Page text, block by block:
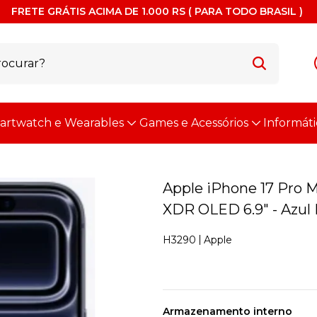
FRETE GRÁTIS ACIMA DE 1.000 RS ( PARA TODO BRASIL )
e Wearables Games e Acessórios
Apple iPhone 17 Pro
XDR OLED 6.9" -
H3290 Apple
Armazenamento interno